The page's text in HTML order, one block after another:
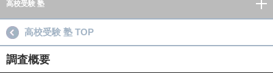
高校受験 塾
高校受験 塾 TOP
調査概要